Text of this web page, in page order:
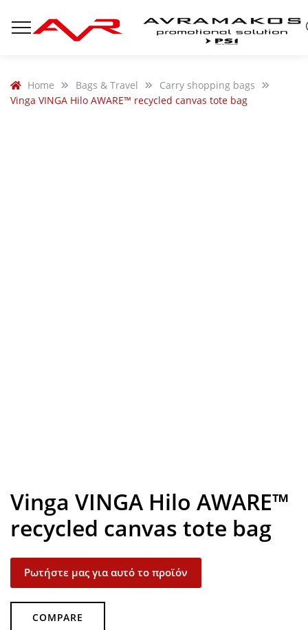
Home Bags & Travel
Carry shopping bags
Vinga VINGA Hilo AWARE™ recycled canvas tote bag
Vinga VINGA Hilo AWARE™
recycled canvas tote bag
Ρωτήστε μας για αυτό το προϊόν
COMPARE